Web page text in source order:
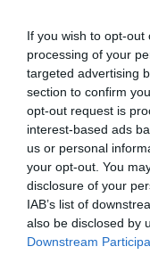
If you wish to opt-
processing of your
targeted advertising
section to confirm
opt-out request is
interest-based ads
us or personal
your opt-out. You
disclosure of your
IAB’s list of
also be disclosed by
Downstream
5. Az új
Ha lelkileg még
javasolt, hogy egy
magánytól való
„ez is jó lesz”
veszélyét. Az elvált
megbélyegzésnek.
hogy valaki
kapcsolatra
szükséges
az előző
már készen állsz a